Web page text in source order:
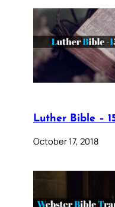
Luther Bible –
October 17, 2018